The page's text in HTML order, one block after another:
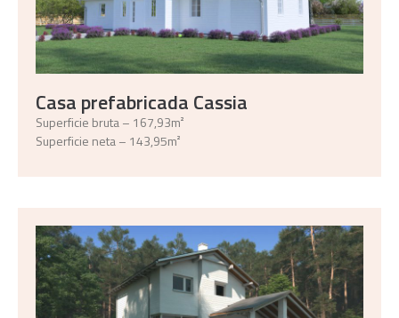
Casa prefabricada Cassia
Superficie bruta – 167,93m²
Superficie neta – 143,95m²